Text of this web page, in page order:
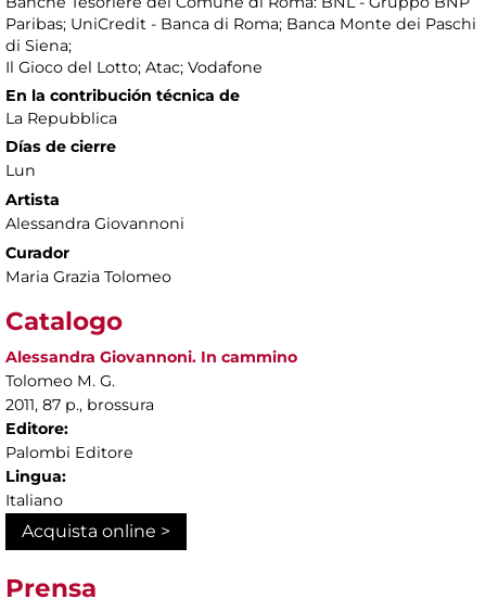
Paribas; UniCredit - Banca di Roma; Banca Monte dei Paschi
di Siena;
Il Gioco del Lotto; Atac; Vodafone
En la contribución técnica de
La Repubblica
Días de cierre
Lun
Artista
Alessandra Giovannoni
Curador
Maria Grazia Tolomeo
Catalogo
Alessandra Giovannoni. In cammino
Tolomeo M. G.
2011, 87 p., brossura
Editore:
Palombi Editore
Lingua:
Italiano
Acquista online >
Prensa